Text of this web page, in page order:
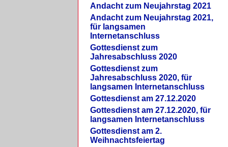
Andacht zum Neujahrstag 2021
Andacht zum Neujahrstag 2021,
für langsamen
Internetanschluss
Gottesdienst zum
Jahresabschluss 2020
Gottesdienst zum
Jahresabschluss 2020, für
langsamen Internetanschluss
Gottesdienst am 27.12.2020
Gottesdienst am 27.12.2020, für
langsamen Internetanschluss
Gottesdienst am 2.
Weihnachtsfeiertag